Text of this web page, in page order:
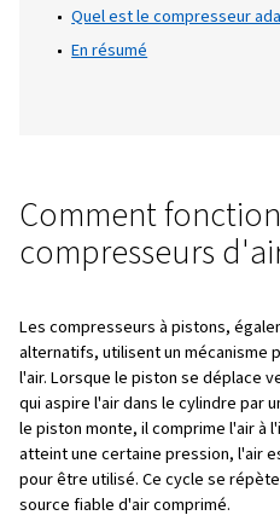
les forces et les
compresseur vous
Comment
Comment
Avantages et
Avantages et